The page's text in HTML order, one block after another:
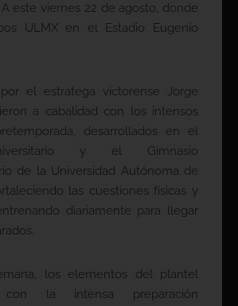
A este viernes 22 de agosto, donde
ULMX en el Estadio Eugenio
el estratega victorense Jorge
a cabalidad con los intensos
desarrollados en el
y el Gimnasio
de la Universidad Autónoma de
las cuestiones físicas y
diariamente para llegar
los elementos del plantel
con la intensa preparación